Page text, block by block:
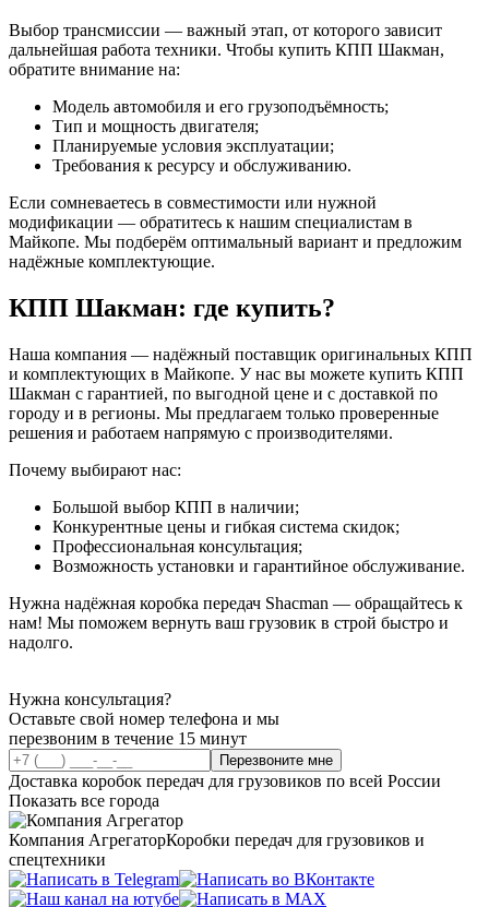
Выбор трансмиссии — важный этап, от которого зависит
дальнейшая работа техники. Чтобы купить КПП Шакман,
обратите внимание на:
Модель автомобиля и его грузоподъёмность;
Тип и мощность двигателя;
Планируемые условия эксплуатации;
Требования к ресурсу и обслуживанию.
Если сомневаетесь в совместимости или нужной
модификации — обратитесь к нашим специалистам в
Майкопе. Мы подберём оптимальный вариант и предложим
надёжные комплектующие.
КПП Шакман: где купить?
Наша компания — надёжный поставщик оригинальных КПП
и комплектующих в Майкопе. У нас вы можете купить КПП
Шакман с гарантией, по выгодной цене и с доставкой по
городу и в регионы. Мы предлагаем только проверенные
решения и работаем напрямую с производителями.
Почему выбирают нас:
Большой выбор КПП в наличии;
Конкурентные цены и гибкая система скидок;
Профессиональная консультация;
Возможность установки и гарантийное обслуживание.
Нужна надёжная коробка передач Shacman — обращайтесь к
нам! Мы поможем вернуть ваш грузовик в строй быстро и
надолго.
Нужна консультация?
Оставьте свой номер телефона и мы
перезвоним в течение 15 минут
Перезвоните мне
Доставка коробок передач для грузовиков по всей России
Показать все города
Компания АгрегаторКоробки передач для грузовиков и
спецтехники